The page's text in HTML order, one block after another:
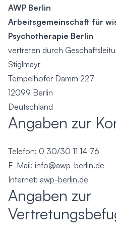
AWP Berlin
Arbeitsgemeinschaft für
Psychotherapie Berlin
vertreten durch
Stiglmayr
Tempelhofer Damm 227
12099 Berlin
Deutschland
Angaben zur
Telefon: 0 30/30 11 14 76
E-Mail: info@awp-berlin.de
Internet: awp-berlin.de
Angaben zur